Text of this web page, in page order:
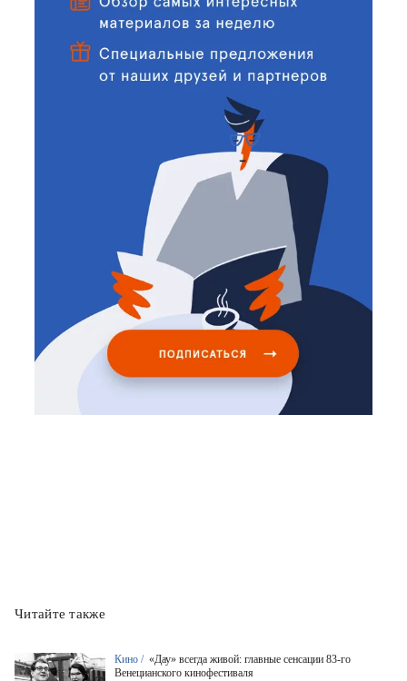
Читайте также
Кино / «Дау» всегда живой: главные сенсации 83-го
Венецианского кинофестиваля